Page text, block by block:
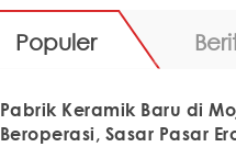
Populer
Pabrik Keramik Baru di
Beroperasi, Sasar Pasar